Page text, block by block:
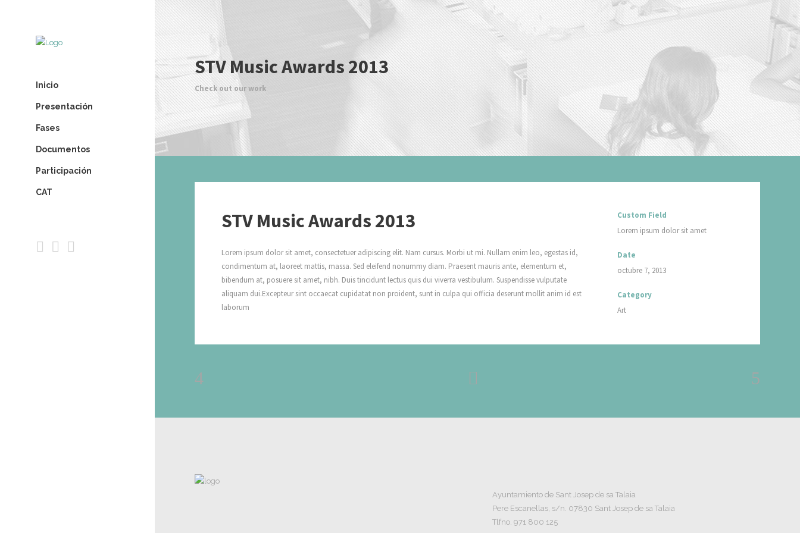
Inicio
Presentación
Fases
Documentos
Participación
CAT
STV Music Awards 2013
Check out our work
STV Music Awards 2013
Lorem ipsum dolor sit amet, consectetuer adipiscing elit. Nam cursus. Morbi ut mi. Nullam enim leo, egestas id,
condimentum at, laoreet mattis, massa. Sed eleifend nonummy diam. Praesent mauris ante, elementum et,
bibendum at, posuere sit amet, nibh. Duis tincidunt lectus quis dui viverra vestibulum. Suspendisse vulputate
aliquam dui.Excepteur sint occaecat cupidatat non proident, sunt in culpa qui officia deserunt mollit anim id est
laborum
Custom Field
Lorem ipsum dolor sit amet
Date
octubre 7, 2013
Category
Art
Ayuntamiento de Sant Josep de sa Talaia
Pere Escanellas, s/n. 07830 Sant Josep de sa Talaia
Tlfno. 971 800 125